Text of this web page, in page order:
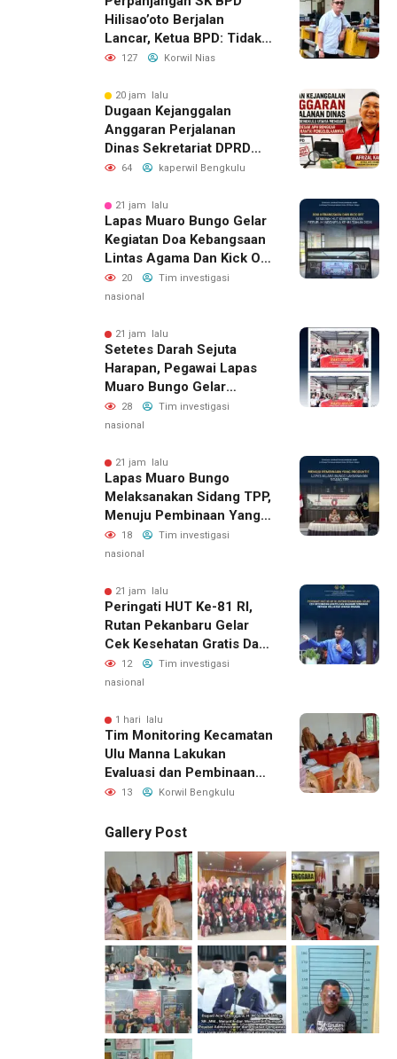
Hilisao’oto Berjalan
Lancar, Ketua BPD: Tidak
Ada Kendala Administrasi
127 Korwil Nias
20 jam lalu
Dugaan Kejanggalan
Anggaran Perjalanan
Dinas Sekretariat DPRD
Bengkulu Utara, LAKI
Pengelolaannya
64 kaperwil Bengkulu
21 jam lalu
Lapas Muaro Bungo Gelar
Kegiatan Doa Kebangsaan
Lintas Agama Dan Kick Off
Semarak HUT RI Ke-81
Kemerdekaan Republik
20
Tim investigasi
nasional
21 jam lalu
Setetes Darah Sejuta
Harapan, Pegawai Lapas
Muaro Bungo Gelar
Kegiatan Bakti Sosial
Donor Darah Dalam
Republik Indonesia Ke-81
28
Tim investigasi
nasional
21 jam lalu
Lapas Muaro Bungo
Melaksanakan Sidang TPP,
Menuju Pembinaan Yang
Produktif
18
Tim investigasi
nasional
21 jam lalu
Peringati HUT Ke-81 RI,
Rutan Pekanbaru Gelar
Cek Kesehatan Gratis Dan
Bagikan Sembako Kepada
Keluarga Warga Binaan
12
Tim investigasi
nasional
1 hari lalu
Tim Monitoring Kecamatan
Ulu Manna Lakukan
Evaluasi dan Pembinaan
APBDesa 2026 di Desa
13 Korwil Bengkulu
Gallery Post